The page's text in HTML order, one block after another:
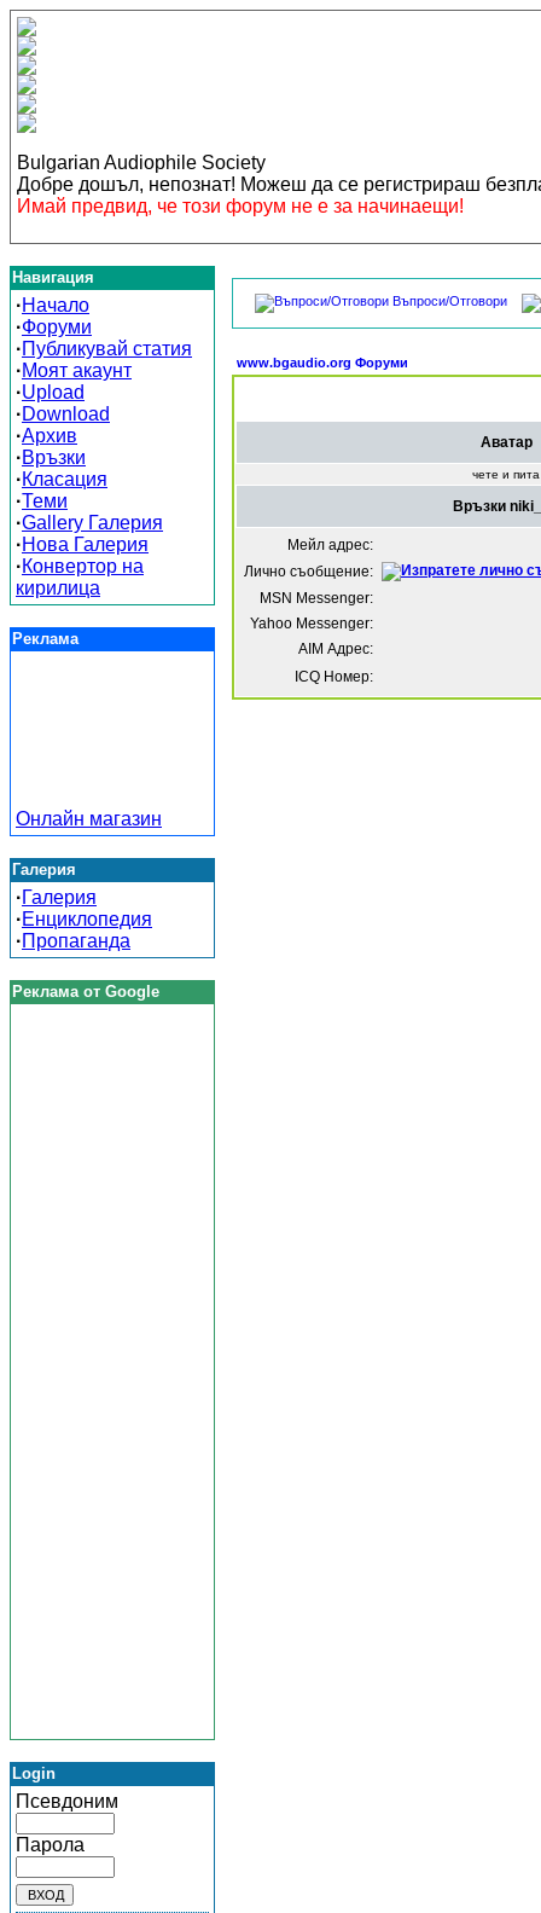
Bulgarian Audiophile Society
Добре дошъл, непознат! Можеш да се регистрираш
Имай предвид, че този форум не е за начинаещи!
Навигация
·Начало
·Форуми
·Публикувай статия
·Моят акаунт
·Upload
·Download
·Архив
·Връзки
·Класация
·Теми
·Gallery Галерия
·Нова Галерия
·Конвертор на
кирилица
Реклама
Онлайн магазин
Галерия
·Галерия
·Енциклопедия
·Пропаганда
Реклама от Google
Login
Псевдоним
Парола
Въпроси/Отговори
www.bgaudio.org Форуми
Аватар
чете и пита
Връзки
Мейл адрес:
Лично съобщение:
MSN Messenger:
Yahoo Messenger:
AIM Адрес:
ICQ Номер: